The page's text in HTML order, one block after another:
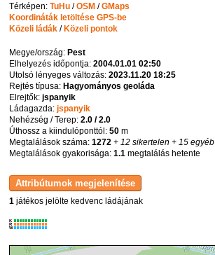
Térképen:TuHu /OSM /GMaps
Koordináták letöltése GPS-be
Közeli ládák /Közeli pontok
Megye/ország:Pest
Elhelyezés időpontja:2004.01.01 02:50
Utolsó lényeges változás:2023.11.20 18:25
Rejtés típusa:Hagyományos geoláda
Elrejtők:jspanyik
Ládagazda:jspanyik
Nehézség / Terep:2.0 / 2.0
Úthossz a kiindulóponttól:50 m
Megtalálások száma:1272 + 12 sikertelen + 15 egyéb
Megtalálások gyakorisága:1.1 megtalálás hetente
1 játékos jelölte kedvenc ládájának
K
R
W